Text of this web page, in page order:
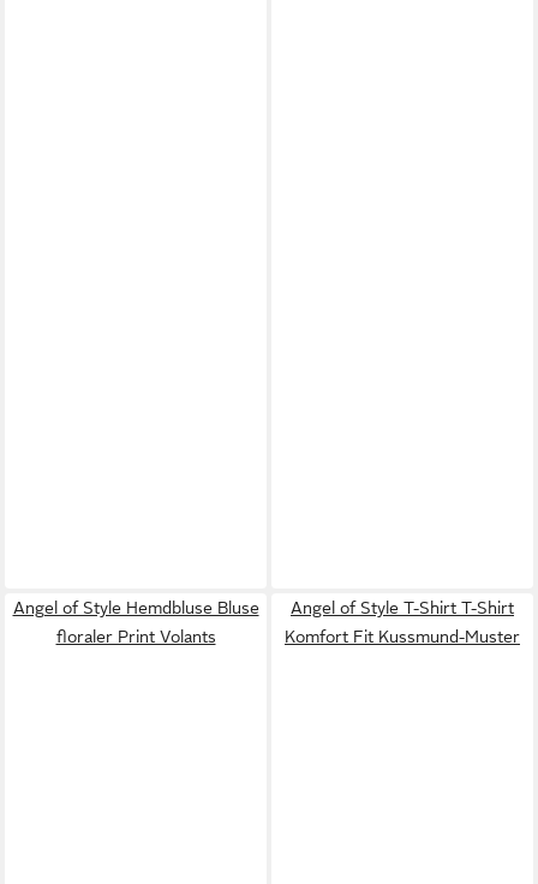
Angel of Style Hemdbluse Bluse
floraler Print Volants
Angel of Style T-Shirt T-Shirt
Komfort Fit Kussmund-Muster